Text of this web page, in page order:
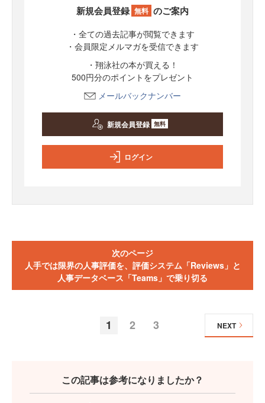
新規会員登録 無料 のご案内
・全ての過去記事が閲覧できます
・会員限定メルマガを受信できます
・翔泳社の本が買える！
500円分のポイントをプレゼント
メールバックナンバー
新規会員登録 無料
ログイン
次のページ
人手では限界の人事評価を、評価システム「Reviews」と
人事データベース「Teams」で乗り切る
1 2 3 NEXT
この記事は参考になりましたか？